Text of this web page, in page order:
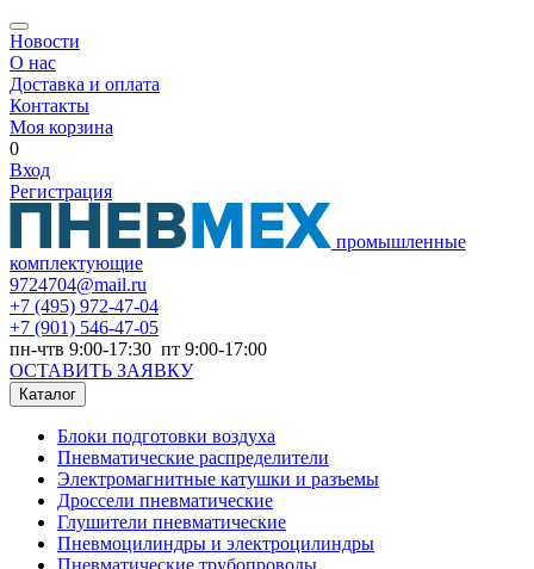
Новости
О нас
Доставка и оплата
Контакты
Моя корзина
0
Вход
Регистрация
промышленные
комплектующие
9724704@mail.ru
+7 (495) 972-47-04
+7 (901) 546-47-05
пн-чтв 9:00-17:30 пт 9:00-17:00
ОСТАВИТЬ ЗАЯВКУ
Каталог
Блоки подготовки воздуха
Пневматические распределители
Электромагнитные катушки и разъемы
Дроссели пневматические
Глушители пневматические
Пневмоцилиндры и электроцилиндры
Пневматические трубопроводы